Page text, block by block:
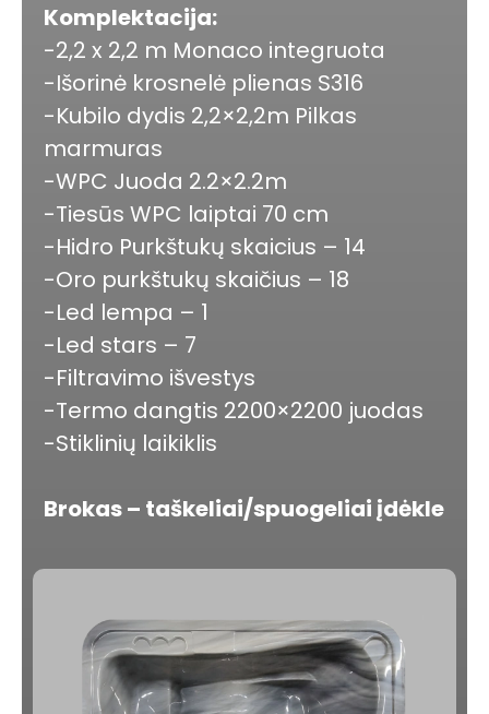
Komplektacija:
-2,2 x 2,2 m Monaco integruota
-Išorinė krosnelė plienas S316
-Kubilo dydis 2,2×2,2m Pilkas
marmuras
-WPC Juoda 2.2×2.2m
-Tiesūs WPC laiptai 70 cm
-Hidro Purkštukų skaicius – 14
-Oro purkštukų skaičius – 18
-Led lempa – 1
-Led stars – 7
-Filtravimo išvestys
-Termo dangtis 2200×2200 juodas
-Stiklinių laikiklis
Brokas – taškeliai/spuogeliai įdėkle